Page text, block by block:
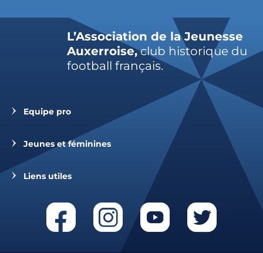
L’Association de la Jeunesse
Auxerroise,club historique du
football français.
Equipe pro
Jeunes et féminines
Liens utiles